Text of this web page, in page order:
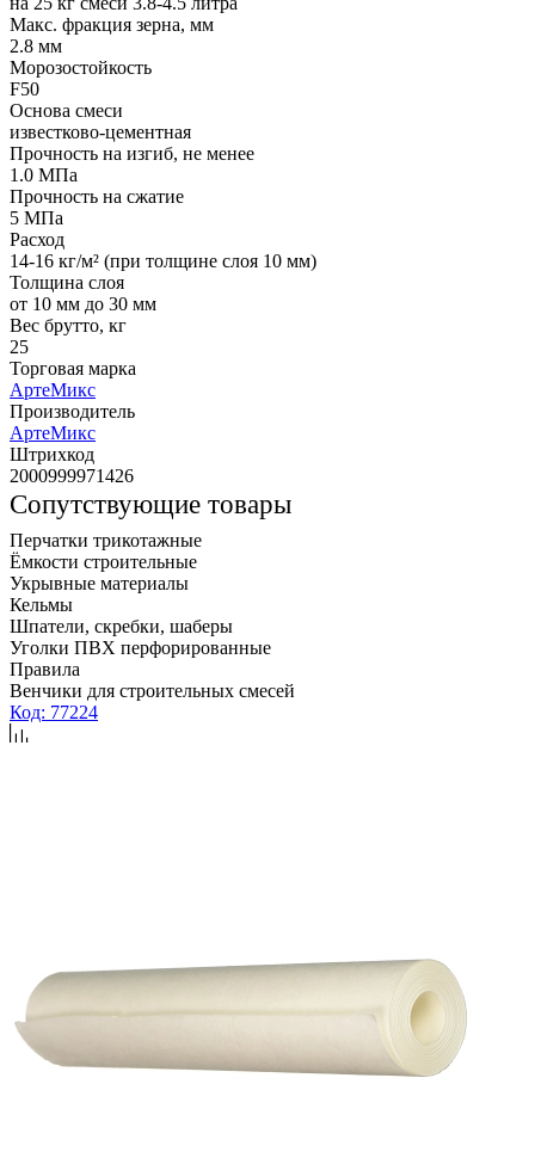
Макс. фракция зерна, мм
2.8 мм
Морозостойкость
F50
Основа смеси
известково-цементная
Прочность на изгиб, не менее
1.0 МПа
Прочность на сжатие
5 МПа
Расход
14-16 кг/м² (при толщине слоя 10 мм)
Толщина слоя
от 10 мм до 30 мм
Вес брутто, кг
25
Торговая марка
АртеМикс
Производитель
АртеМикс
Штрихкод
2000999971426
Сопутствующие товары
Перчатки трикотажные
Ёмкости строительные
Укрывные материалы
Кельмы
Шпатели, скребки, шаберы
Уголки ПВХ перфорированные
Правила
Венчики для строительных смесей
Код: 77224